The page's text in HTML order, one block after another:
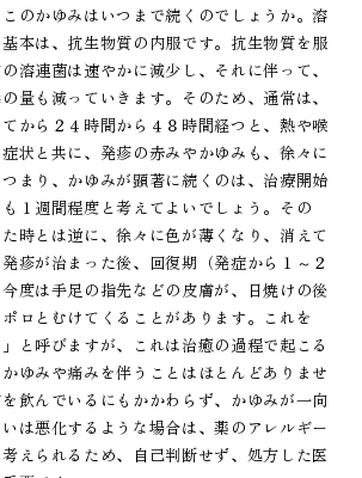
のかゆみはいつまで続くのでしょうか。溶
本は、抗生物質の内服です。抗生物質を服
溶連菌は速やかに減少し、それに伴って、
量も減っていきます。そのため、通常は、
から２４時間から４８時間経つと、熱や喉
状と共に、発疹の赤みやかゆみも、徐々に
まり、かゆみが顕著に続くのは、治療開始
１週間程度と考えてよいでしょう。その
時とは逆に、徐々に色が薄くなり、消えて
疹が治まった後、回復期（発症から１～２
度は手足の指先などの皮膚が、日焼けの後
ロとむけてくることがあります。これを
」と呼びますが、これは治癒の過程で起こる
ゆみや痛みを伴うことはほとんどありませ
飲んでいるにもかかわらず、かゆみが一向
は悪化するような場合は、薬のアレルギー
考えられるため、自己判断せず、処方した医